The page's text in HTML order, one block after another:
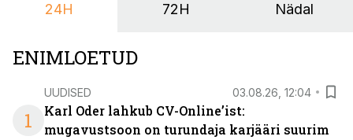
24H 72H Nädal
ENIMLOETUD
1
UUDISED 03.08.26, 12:04
Karl Oder lahkub CV-Online’ist:
mugavustsoon on turundaja karjääri suurim